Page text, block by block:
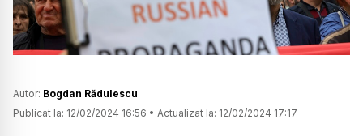
Autor: Bogdan Rădulescu
Publicat la: 12/02/2024 16:56 • Actualizat la: 12/02/2024 17:17